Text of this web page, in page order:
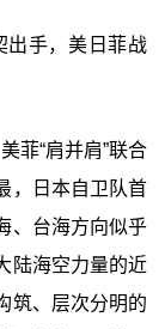
出手，美日菲战
菲“肩并肩”联合
，日本自卫队首
、台海方向似乎
陆海空力量的近
筑、层次分明的